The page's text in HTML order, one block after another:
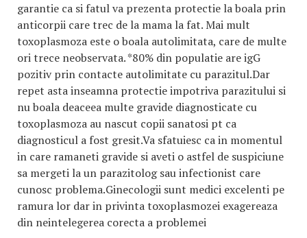
garantie ca si fatul va prezenta protectie la boala prin
anticorpii care trec de la mama la fat. Mai mult
toxoplasmoza este o boala autolimitata, care de multe
ori trece neobservata. *80% din populatie are igG
pozitiv prin contacte autolimitate cu parazitul.Dar
repet asta inseamna protectie impotriva parazitului si
nu boala deaceea multe gravide diagnosticate cu
toxoplasmoza au nascut copii sanatosi pt ca
diagnosticul a fost gresit.Va sfatuiesc ca in momentul
in care ramaneti gravide si aveti o astfel de suspiciune
sa mergeti la un parazitolog sau infectionist care
cunosc problema.Ginecologii sunt medici excelenti pe
ramura lor dar in privinta toxoplasmozei exagereaza
din neintelegerea corecta a problemei